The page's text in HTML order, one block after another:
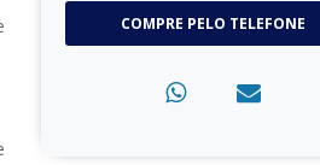
COMPRE PELO TELEFONE